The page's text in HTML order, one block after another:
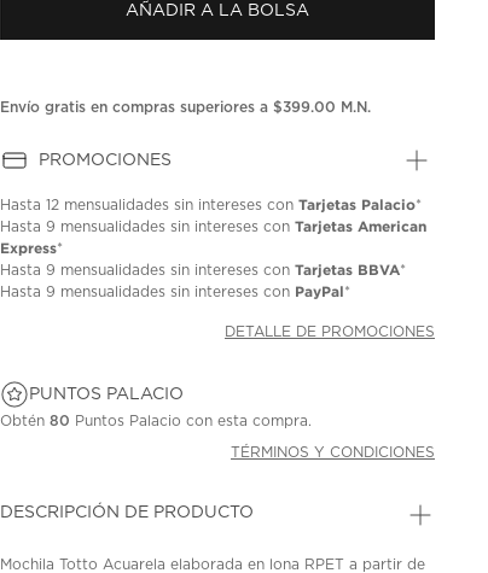
en
la
AÑADIR A LA BOLSA
Envío gratis en compras superiores a $399.00 M.N.
PROMOCIONES
Hasta12 mensualidades sin intereses conTarjetas Palacio*
Hasta9 mensualidades sin intereses conTarjetas American
Express*
Hasta9 mensualidades sin intereses conTarjetas BBVA*
Hasta9 mensualidades sin intereses con PayPal*
DETALLE DE PROMOCIONES
PUNTOS PALACIO
Obtén80 Puntos Palacio con esta compra.
TÉRMINOS Y CONDICIONES
DESCRIPCIÓN DE PRODUCTO
Mochila Totto Acuarela elaborada en lona RPET a partir de